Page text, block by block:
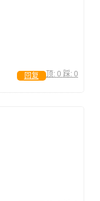
顶: 0 踩: 0
回复